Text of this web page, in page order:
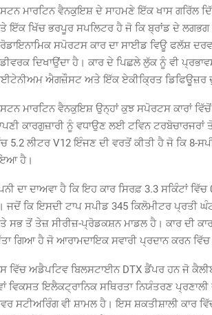
ਮਾਰਟਿਨ ਵੈਨਕੁਇਸ਼ ਦੇ ਸਾਹਮਣੇ ਇੱਕ ਖਾਸ ਗਰਿੱਲ
ਇੱਕ ਖਿੱਚ ਭਰਪੂਰ ਸਪਲਿਟਰ ਹੈ ਜੋ ਕਿ ਬ੍ਰਾਂਡ ਦੇ ਲਗਭਗ
ਸਪੋਰਟਸ ਕਾਰ ਦਾ ਸਾਈਡ ਵਿਊ ਫਲੱਸ਼
ਦਿਖਾਉਂਦਾ ਹੈ। ਕਾਰ ਦੇ ਪਿਛਲੇ ਲੁੱਕ ਨੂੰ ਵੀ
ਐਗਜ਼ੌਸਟ ਅਤੇ ਇੱਕ ਏਕੀਕ੍ਰਿਤ ਡਿਫਿਊਜ਼ਰ
ਮਾਰਟਿਨ ਵੈਨਕੁਇਸ਼ ਉਨ੍ਹਾਂ ਕੁਝ ਸਪੋਰਟਸ ਕਾਰਾਂ
ਕਾਰਗੁਜ਼ਾਰੀ ਨੂੰ ਵਧਾਉਣ ਲਈ ਟਵਿਨ ਟਰਬੋਚਾਰਜਰਾਂ
5.2 ਲੀਟਰ V12 ਇੰਜਣ ਦੀ ਵਰਤੋਂ ਕੀਤੀ ਹੈ ਜੋ ਕਿ 8-
ਹੈ।
ਦਾ ਦਾਅਵਾ ਹੈ ਕਿ ਇਹ ਕਾਰ ਸਿਰਫ਼ 3.3 ਸਕਿੰਟਾਂ
ਜਦੋਂ ਕਿ ਇਸਦੀ ਟਾਪ ਸਪੀਡ 345 ਕਿਲੋਮੀਟਰ ਪ੍ਰਤੀ
ਸਭ ਤੋਂ ਤੇਜ਼ ਸੀਰੀਜ਼-ਪ੍ਰੋਡਕਸ਼ਨ ਮਾਡਲ ਹੈ। ਕਾਰ ਦੀ
ਗਿਆ ਹੈ ਜੋ ਆਰਾਮਦਾਇਕ ਸਵਾਰੀ ਪ੍ਰਦਾਨ ਕਰਨ
ਵਿੱਚ ਅਡੈਪਟਿਵ ਬਿਲਸਟਾਈਨ DTX ਡੈਂਪਰ ਹਨ ਜੋ
ਵਿਕਸਤ ਇਲੈਕਟ੍ਰਾਨਿਕ ਸਥਿਰਤਾ ਨਿਯੰਤਰਣ
ਸਟੀਅਰਿੰਗ ਵੀ ਸ਼ਾਮਲ ਹੈ। ਇਸ ਸ਼ਕਤੀਸ਼ਾਲੀ ਕਾਰ